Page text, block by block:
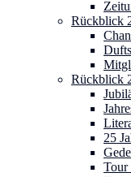
Rückblick
Rückblick
25
Tour